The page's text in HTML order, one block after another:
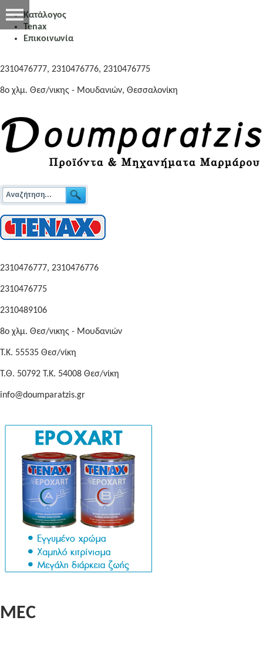
Κατάλογος
Tenax
Επικοινωνία
2310476777, 2310476776, 2310476775
8o χλμ. Θεσ/νικης - Μουδανιών, Θεσσαλονίκη
2310476777, 2310476776
2310476775
2310489106
8o χλμ. Θεσ/νικης - Μουδανιών
Τ.Κ. 55535 Θεσ/νίκη
Τ.Θ. 50792 Τ.Κ. 54008 Θεσ/νίκη
info@doumparatzis.gr
MEC